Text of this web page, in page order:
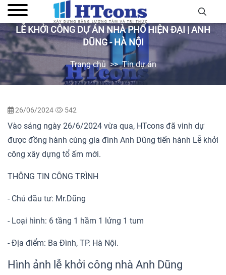
LỄ KHỞI CÔNG DỰ ÁN NHÀ PHỐ HIỆN ĐẠI | ANH
DŨNG - HÀ NỘI
Trang chủ Tin dự án
26/06/2024 542
Vào sáng ngày 26/6/2024 vừa qua, HTcons đã vinh dự
được đồng hành cùng gia đình Anh Dũng tiến hành Lễ khởi
công xây dựng tổ ấm mới.
THÔNG TIN CÔNG TRÌNH
- Chủ đầu tư: Mr.Dũng
- Loại hình: 6 tầng 1 hầm 1 lửng 1 tum
- Địa điểm: Ba Đình, TP. Hà Nội.
Hình ảnh lễ khởi công nhà Anh Dũng